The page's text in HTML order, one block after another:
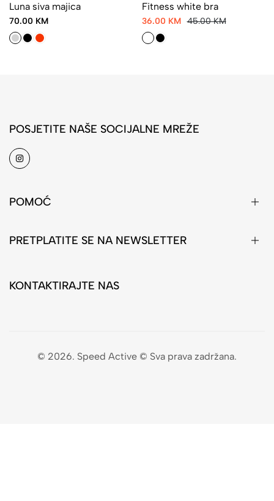
Luna siva majica
70.00 KM
Fitness white bra
36.00 KM 45.00 KM
POSJETITE NAŠE SOCIJALNE MREŽE
POMOĆ
PRETPLATITE SE NA NEWSLETTER
KONTAKTIRAJTE NAS
© 2026. Speed Active © Sva prava zadržana.